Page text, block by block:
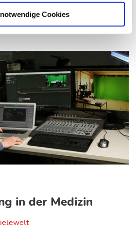
Cookies
Zentrum für
(DZNE) in Magdeburg…
in der Medizin